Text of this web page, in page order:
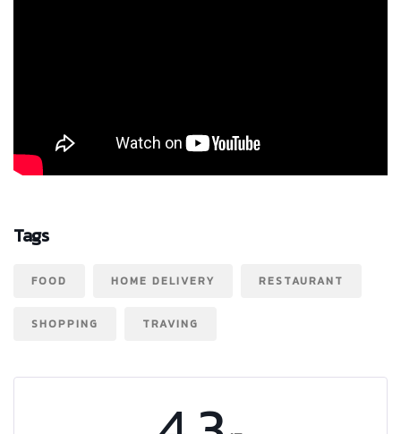
Tags
FOOD HOME DELIVERY RESTAURANT
SHOPPING TRAVING